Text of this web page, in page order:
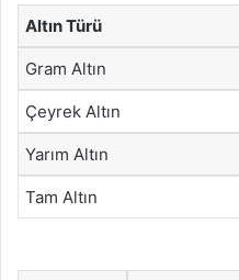
Altın Türü
Gram Altın
Çeyrek Altın
Yarım Altın
Tam Altın